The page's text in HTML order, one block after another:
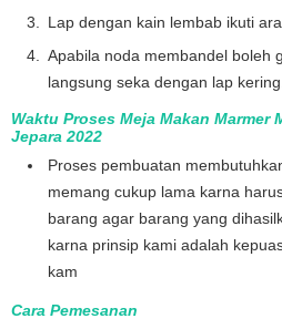
Lap dengan kain lembab ikuti
Apabila noda membandel boleh
langsung seka dengan lap kering.
Waktu Proses Meja Makan Marmer
Jepara 2022
Proses pembuatan
memang cukup lama karna
barang agar barang yang
karna prinsip kami adalah
kam
Cara Pemesanan